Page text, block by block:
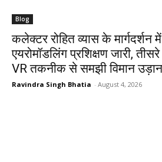
Blog
कलेक्टर रोहित व्यास के मार्गदर्शन
एयरोमॉडलिंग प्रशिक्षण जारी, तीसरे
VR तकनीक से समझी विमान उड़ान
Ravindra Singh Bhatia - August 4, 2026